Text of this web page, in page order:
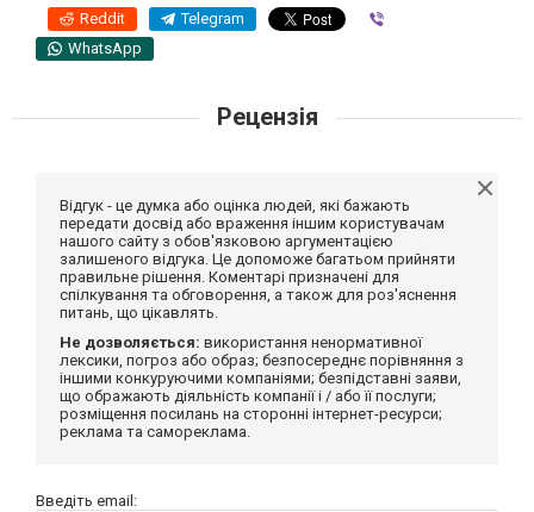
Reddit Telegram
WhatsApp
Рецензія
Відгук - це думка або оцінка людей, які бажають
передати досвід або враження іншим користувачам
нашого сайту з обов'язковою аргументацією
залишеного відгука. Це допоможе багатьом прийняти
правильне рішення. Коментарі призначені для
спілкування та обговорення, а також для роз'яснення
питань, що цікавлять.
Не дозволяється: використання ненормативної
лексики, погроз або образ; безпосереднє порівняння з
іншими конкуруючими компаніями; безпідставні заяви,
що ображають діяльність компанії і / або її послуги;
розміщення посилань на сторонні інтернет-ресурси;
реклама та самореклама.
Введіть email: